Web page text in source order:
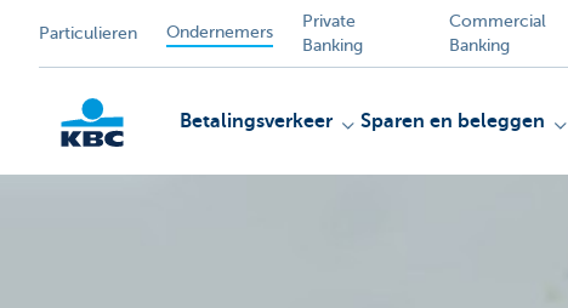
Particulieren Ondernemers
Private
Banking
Commercial
Banking
Betalingsverkeer Sparen en beleggen